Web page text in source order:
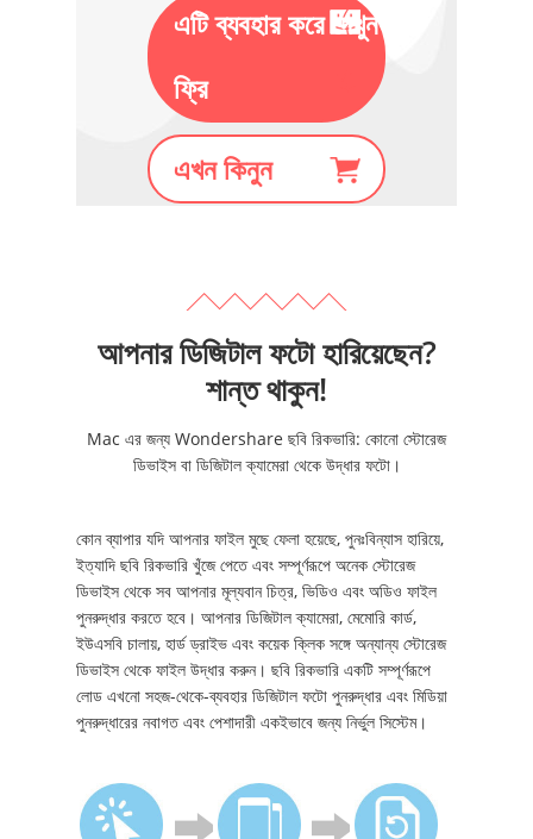
এটি ব্যবহার করে দেখুন
ফ্রি
এখন কিনুন
আপনার ডিজিটাল ফটো হারিয়েছেন?
শান্ত থাকুন!
Mac এর জন্য Wondershare ছবি রিকভারি: কোনো স্টোরেজ
ডিভাইস বা ডিজিটাল ক্যামেরা থেকে উদ্ধার ফটো।
কোন ব্যাপার যদি আপনার ফাইল মুছে ফেলা হয়েছে, পুনঃবিন্যাস হারিয়ে,
ইত্যাদি ছবি রিকভারি খুঁজে পেতে এবং সম্পূর্ণরূপে অনেক স্টোরেজ
ডিভাইস থেকে সব আপনার মূল্যবান চিত্র, ভিডিও এবং অডিও ফাইল
পুনরুদ্ধার করতে হবে। আপনার ডিজিটাল ক্যামেরা, মেমোরি কার্ড,
ইউএসবি চালায়, হার্ড ড্রাইভ এবং কয়েক ক্লিক সঙ্গে অন্যান্য স্টোরেজ
ডিভাইস থেকে ফাইল উদ্ধার করুন। ছবি রিকভারি একটি সম্পূর্ণরূপে
লোড এখনো সহজ-থেকে-ব্যবহার ডিজিটাল ফটো পুনরুদ্ধার এবং মিডিয়া
পুনরুদ্ধারের নবাগত এবং পেশাদারী একইভাবে জন্য নির্ভুল সিস্টেম।